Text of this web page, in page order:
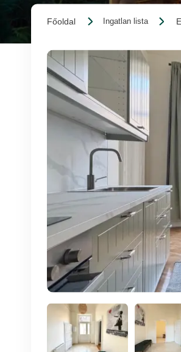
Főoldal Ingatlan lista